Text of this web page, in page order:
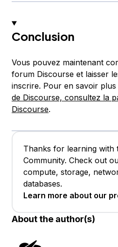
Conclusion
Vous pouvez maintenant
forum Discourse et laisser
inscrire. Pour en savoir
de Discourse, consultez la
Discourse.
Thanks for learning with
Community. Check out
compute, storage,
databases.
Learn more about our
About the author(s)